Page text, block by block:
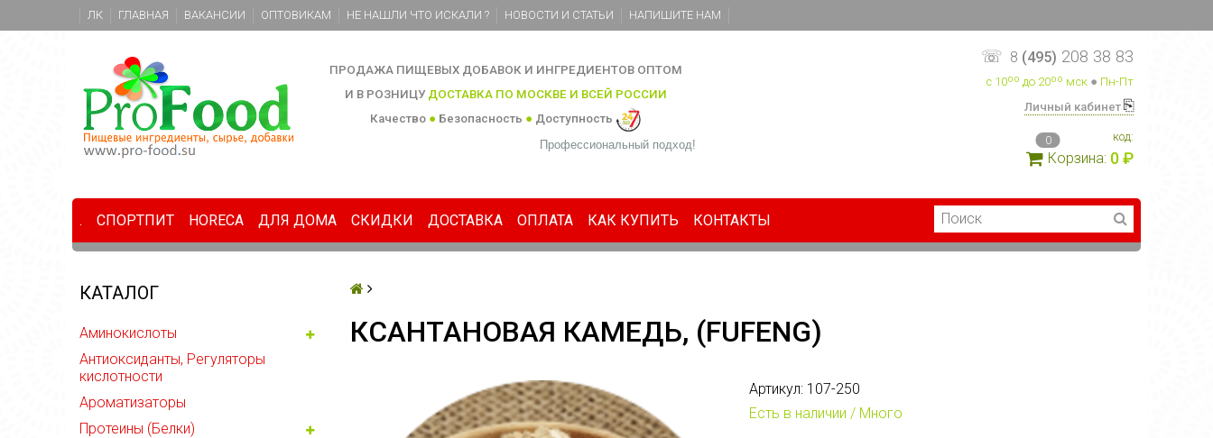
ЛК ГЛАВНАЯ ВАКАНСИИ ОПТОВИКАМ НЕ НАШЛИ ЧТО ИСКАЛИ ? НОВОСТИ И СТАТЬИ НАПИШИТЕ НАМ
ПРОДАЖА ПИЩЕВЫХ ДОБАВОК И ИНГРЕДИЕНТОВ ОПТОМ
И В РОЗНИЦУ ДОСТАВКА ПО МОСКВЕ И ВСЕЙ РОССИИ
Качество ● Безопасность ● Доступность
Профессиональный подход!
☏ 8 (495) 208 38 83
с 10ºº до 20ºº мск ● Пн-Пт
Личный кабинет ⎘
код:
0
Корзина: 0 ₽
. СПОРТПИТ HORECA ДЛЯ ДОМА СКИДКИ ДОСТАВКА ОПЛАТА КАК КУПИТЬ КОНТАКТЫ
КАТАЛОГ
Аминокислоты
Антиоксиданты, Регуляторы
кислотности
Ароматизаторы
Протеины (Белки)
КСАНТАНОВАЯ КАМЕДЬ, (FUFENG)
Артикул: 107-250
Есть в наличии / Много